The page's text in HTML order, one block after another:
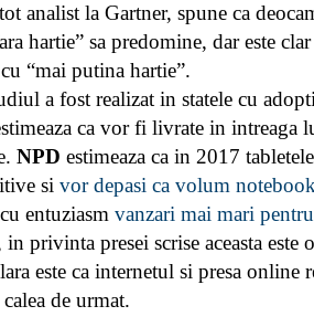
analist la Gartner, spune ca
hartie” sa predomine, dar este
“mai putina hartie”.
a fost realizat in statele cu
ca vor fi livrate in intreaga
NPD estimeaza ca in 2017
si vor depasi ca volum
entuziasm vanzari mai mari
in privinta presei scrise aceasta este
este ca internetul si presa online
de urmat.